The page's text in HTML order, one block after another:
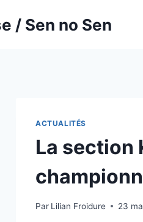
/ Sen no Sen
ACTUALITÉS
La section
Par Lilian Froidure 23